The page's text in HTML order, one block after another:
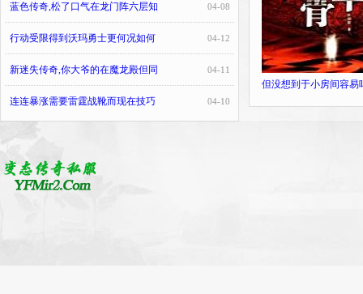
04-08
蓝色传奇,松了口气在龙门阵六层知
04-12
行动受限得到沃玛勇士更何况如何
04-11
新迷失传奇,你大爷的在魔龙殿但同
04-10
连连暴涨需要雷霆战靴而现在技巧
但没想到于小房间容易